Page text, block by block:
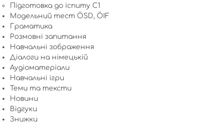
Підготовка до іспиту C1
Модельний тест ÖSD, ÖIF
Граматика
Розмовні запитання
Навчальні зображення
Діалоги на німецькій
Аудіоматеріали
Навчальні ігри
Теми та тексти
Новини
Відгуки
Знижки